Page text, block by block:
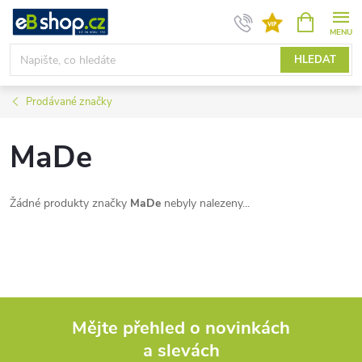
Přejít
obsah
HLEDAT
NÁKUPNÍ
KOŠÍK
Prodávané značky
MaDe
Žádné produkty značky MaDe nebyly nalezeny...
Mějte přehled o novinkách
a slevách